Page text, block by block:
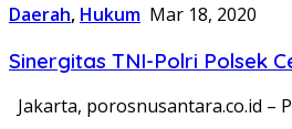
Daerah, Hukum Mar 18, 2020
Sinergitas TNI-Polri Polsek
Jakarta, porosnusantara.co.id –